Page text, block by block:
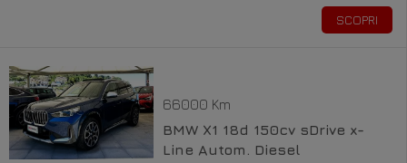
SCOPRI
66000 Km
BMW X1 18d 150cv sDrive x-
Line Autom. Diesel